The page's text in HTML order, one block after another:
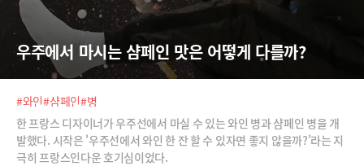
우주에서 마시는 샴페인 맛은 어떻게 다를까?
#와인#샴페인#병
한 프랑스 디자이너가 우주선에서 마실 수 있는 와인 병과 샴페인 병을 개
발했다. 시작은 '우주선에서 와인 한 잔 할 수 있자면 좋지 않을까?'라는 지
극히 프랑스인다운 호기심이었다.